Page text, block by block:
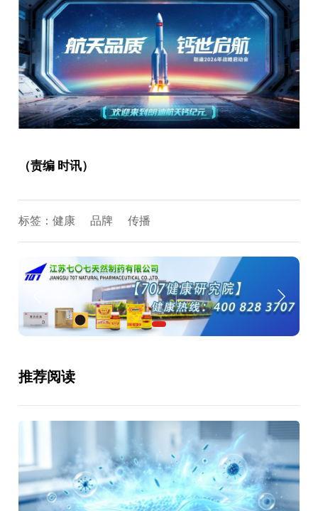
（责编 时讯）
标签：健康 品牌 传播
推荐阅读